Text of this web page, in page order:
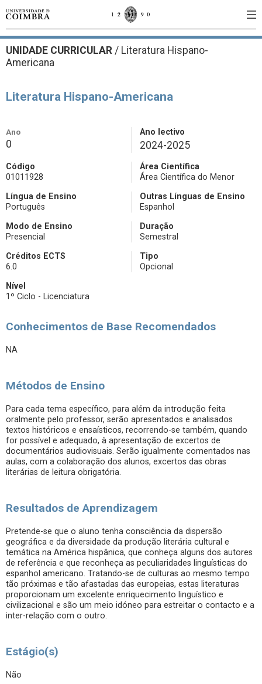
UNIDADE CURRICULAR / Literatura Hispano-
Americana
Literatura Hispano-Americana
Ano
0
Ano lectivo
2024-2025
Código
01011928
Área Científica
Área Científica do Menor
Língua de Ensino
Português
Outras Línguas de Ensino
Espanhol
Modo de Ensino
Presencial
Duração
Semestral
Créditos ECTS
6.0
Tipo
Opcional
Nível
1º Ciclo - Licenciatura
Conhecimentos de Base Recomendados
NA
Métodos de Ensino
Para cada tema específico, para além da introdução feita
oralmente pelo professor, serão apresentados e analisados
textos históricos e ensaísticos, recorrendo-se também, quando
for possível e adequado, à apresentação de excertos de
documentários audiovisuais. Serão igualmente comentados nas
aulas, com a colaboração dos alunos, excertos das obras
literárias de leitura obrigatória.
Resultados de Aprendizagem
Pretende-se que o aluno tenha consciência da dispersão
geográfica e da diversidade da produção literária cultural e
temática na América hispânica, que conheça alguns dos autores
de referência e que reconheça as peculiaridades linguísticas do
espanhol americano. Tratando-se de culturas ao mesmo tempo
tão próximas e tão afastadas das europeias, estas literaturas
proporcionam um excelente enriquecimento linguístico e
civilizacional e são um meio idóneo para estreitar o contacto e a
inter-relação com o outro.
Estágio(s)
Não